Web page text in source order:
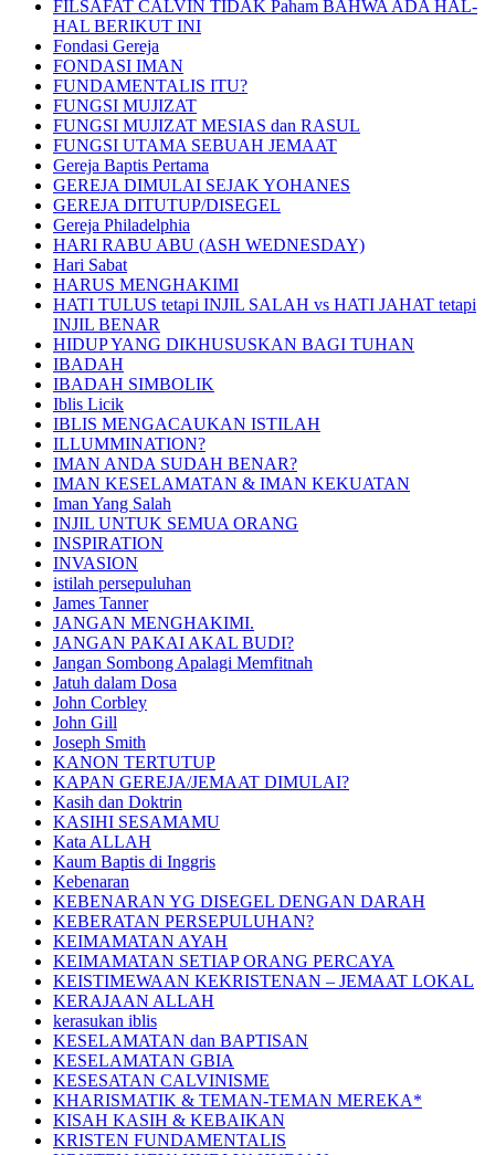
FILSAFAT CALVIN TIDAK Paham BAHWA ADA HAL-
HAL BERIKUT INI
Fondasi Gereja
FONDASI IMAN
FUNDAMENTALIS ITU?
FUNGSI MUJIZAT
FUNGSI MUJIZAT MESIAS dan RASUL
FUNGSI UTAMA SEBUAH JEMAAT
Gereja Baptis Pertama
GEREJA DIMULAI SEJAK YOHANES
GEREJA DITUTUP/DISEGEL
Gereja Philadelphia
HARI RABU ABU (ASH WEDNESDAY)
Hari Sabat
HARUS MENGHAKIMI
HATI TULUS tetapi INJIL SALAH vs HATI JAHAT tetapi
INJIL BENAR
HIDUP YANG DIKHUSUSKAN BAGI TUHAN
IBADAH
IBADAH SIMBOLIK
Iblis Licik
IBLIS MENGACAUKAN ISTILAH
ILLUMMINATION?
IMAN ANDA SUDAH BENAR?
IMAN KESELAMATAN & IMAN KEKUATAN
Iman Yang Salah
INJIL UNTUK SEMUA ORANG
INSPIRATION
INVASION
istilah persepuluhan
James Tanner
JANGAN MENGHAKIMI.
JANGAN PAKAI AKAL BUDI?
Jangan Sombong Apalagi Memfitnah
Jatuh dalam Dosa
John Corbley
John Gill
Joseph Smith
KANON TERTUTUP
KAPAN GEREJA/JEMAAT DIMULAI?
Kasih dan Doktrin
KASIHI SESAMAMU
Kata ALLAH
Kaum Baptis di Inggris
Kebenaran
KEBENARAN YG DISEGEL DENGAN DARAH
KEBERATAN PERSEPULUHAN?
KEIMAMATAN AYAH
KEIMAMATAN SETIAP ORANG PERCAYA
KEISTIMEWAAN KEKRISTENAN – JEMAAT LOKAL
KERAJAAN ALLAH
kerasukan iblis
KESELAMATAN dan BAPTISAN
KESELAMATAN GBIA
KESESATAN CALVINISME
KHARISMATIK & TEMAN-TEMAN MEREKA*
KISAH KASIH & KEBAIKAN
KRISTEN FUNDAMENTALIS